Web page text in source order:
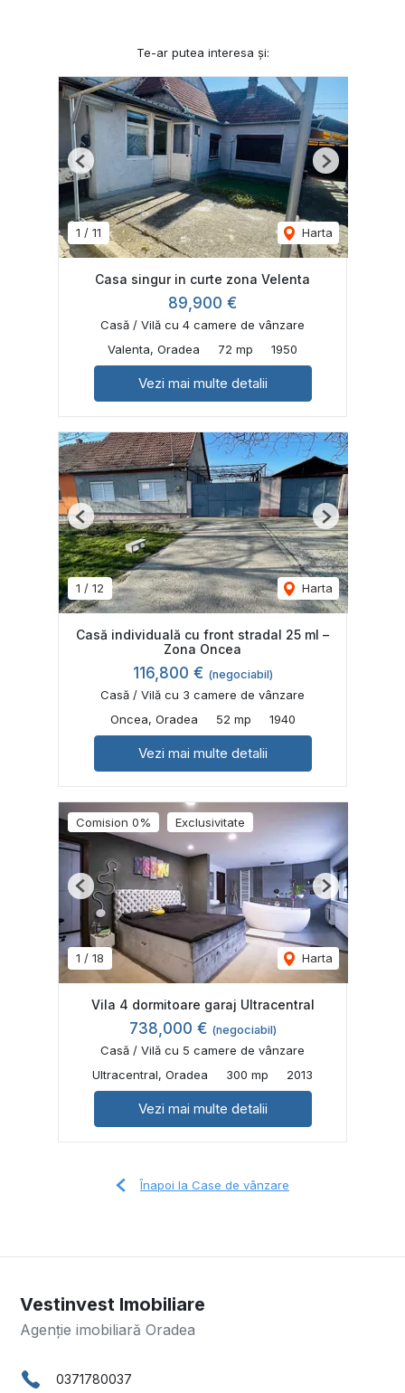
Te-ar putea interesa și:
1 / 11 Harta
Previous Next
Casa singur in curte zona Velenta
89,900 €
Casă / Vilă cu 4 camere de vânzare
Valenta, Oradea
72 mp 1950
Vezi mai multe detalii
1 / 12 Harta
Previous Next
Casă individuală cu front stradal 25 ml –
Zona Oncea
116,800 € (negociabil)
Casă / Vilă cu 3 camere de vânzare
Oncea, Oradea
52 mp 1940
Vezi mai multe detalii
Comision 0% Exclusivitate
1 / 18 Harta
Previous Next
Vila 4 dormitoare garaj Ultracentral
738,000 € (negociabil)
Casă / Vilă cu 5 camere de vânzare
Ultracentral, Oradea
300 mp 2013
Vezi mai multe detalii
Înapoi la Case de vânzare
Vestinvest Imobiliare
Agenție imobiliară Oradea
0371780037